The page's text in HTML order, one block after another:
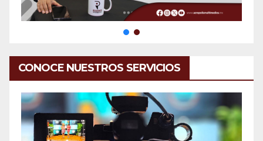
CONOCE NUESTROS SERVICIOS